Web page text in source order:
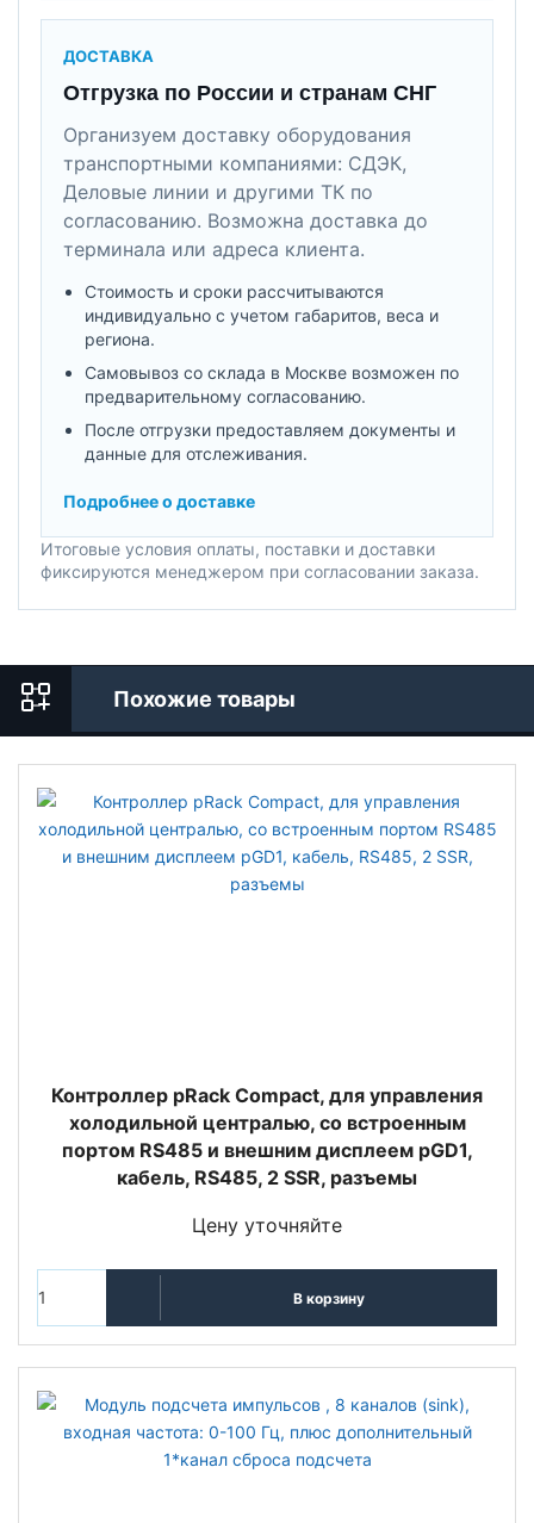
ДОСТАВКА
Отгрузка по России и странам СНГ
Организуем доставку оборудования
транспортными компаниями: СДЭК,
Деловые линии и другими ТК по
согласованию. Возможна доставка до
терминала или адреса клиента.
Стоимость и сроки рассчитываются
индивидуально с учетом габаритов, веса и
региона.
Самовывоз со склада в Москве возможен по
предварительному согласованию.
После отгрузки предоставляем документы и
данные для отслеживания.
Подробнее о доставке
Итоговые условия оплаты, поставки и доставки
фиксируются менеджером при согласовании заказа.
Похожие товары
Контроллер pRack Compact, для управления
холодильной централью, со встроенным
портом RS485 и внешним дисплеем pGD1,
кабель, RS485, 2 SSR, разъемы
Цену уточняйте
В корзину